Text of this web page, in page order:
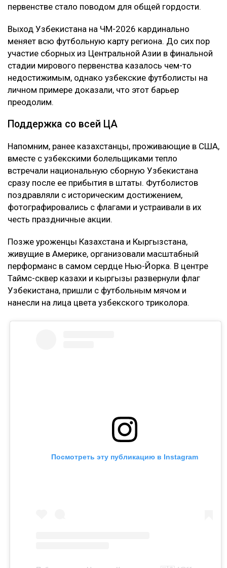
первенстве стало поводом для общей гордости.
Выход Узбекистана на ЧМ-2026 кардинально
меняет всю футбольную карту региона. До сих пор
участие сборных из Центральной Азии в финальной
стадии мирового первенства казалось чем-то
недостижимым, однако узбекские футболисты на
личном примере доказали, что этот барьер
преодолим.
Поддержка со всей ЦА
Напомним, ранее казахстанцы, проживающие в США,
вместе с узбекскими болельщиками тепло
встречали национальную сборную Узбекистана
сразу после ее прибытия в штаты. Футболистов
поздравляли с историческим достижением,
фотографировались с флагами и устраивали в их
честь праздничные акции.
Позже уроженцы Казахстана и Кыргызстана,
живущие в Америке, организовали масштабный
перформанс в самом сердце Нью-Йорка. В центре
Таймс-сквер казахи и кыргызы развернули флаг
Узбекистана, пришли с футбольным мячом и
нанесли на лица цвета узбекского триколора.
Посмотреть эту публикацию в Instagram